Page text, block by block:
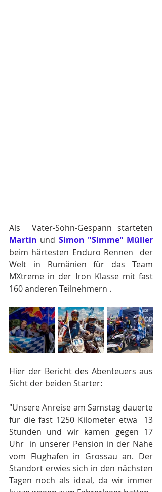
Martin und Simon "Simme" Müller
beim härtesten Enduro Rennen  der
Welt in Rumänien für das Team
MXtreme in der Iron Klasse mit fast
160 anderen Teilnehmern .
Hier der Bericht des Abenteuers aus
Sicht der beiden Starter:
"Unsere Anreise am Samstag dauerte
für die fast 1250 Kilometer etwa  13
Stunden und wir kamen gegen 17
Uhr  in unserer Pension in der Nähe
vom Flughafen in Grossau an. Der
Standort erwies sich in den nächsten
Tagen noch als ideal, da wir immer